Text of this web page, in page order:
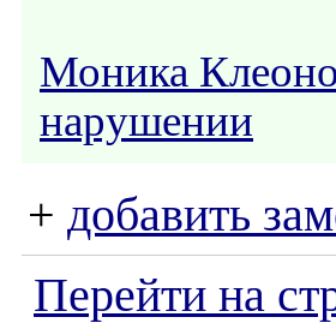
Моника
нарушении
+ добавить
Перейти на